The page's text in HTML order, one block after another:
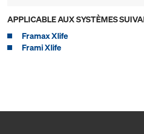
APPLICABLE AUX SYSTÈMES
Framax Xlife
Frami Xlife